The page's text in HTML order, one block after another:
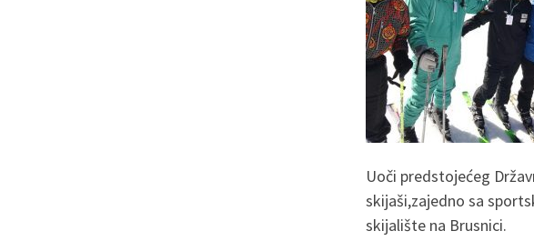
Uoči predstojećeg
skijaši,zajedno sa
skijalište na Brusnici.